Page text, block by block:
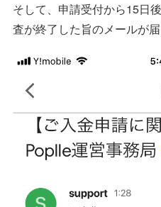
そして、申請受付から15日
査が終了した旨のメールが